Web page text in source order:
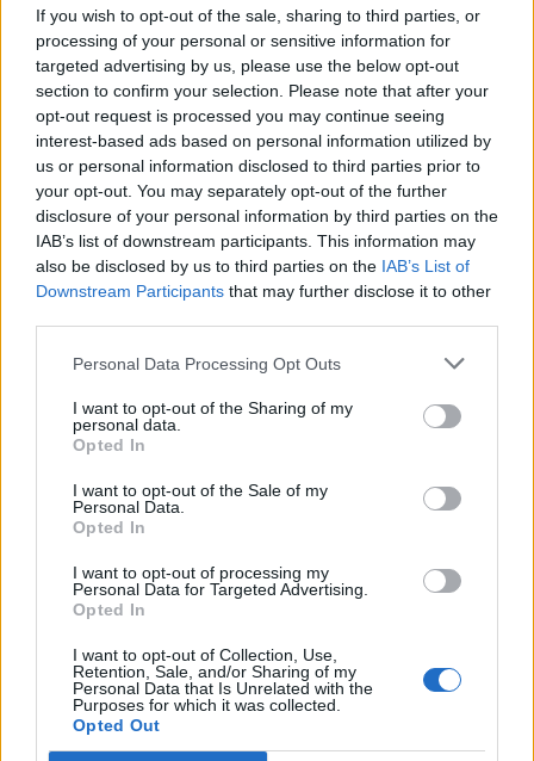
If you wish to opt-out of the sale, sharing to third parties, or
processing of your personal or sensitive information for
targeted advertising by us, please use the below opt-out
section to confirm your selection. Please note that after your
opt-out request is processed you may continue seeing
interest-based ads based on personal information utilized by
us or personal information disclosed to third parties prior to
your opt-out. You may separately opt-out of the further
disclosure of your personal information by third parties on the
IAB’s list of downstream participants. This information may
also be disclosed by us to third parties on the IAB’s List of
Downstream Participants that may further disclose it to other
Personal Data Processing Opt Outs
I want to opt-out of the Sharing of my
personal data.
Opted In
I want to opt-out of the Sale of my
Personal Data.
Opted In
I want to opt-out of processing my
Personal Data for Targeted Advertising.
Opted In
I want to opt-out of Collection, Use,
Retention, Sale, and/or Sharing of my
Personal Data that Is Unrelated with the
Purposes for which it was collected.
Opted Out
Δεν μπορείς να
τιθασεύεις τις
αυτό το hair tip θα
ξυπνάς κάθε πρωί με
τέλεια μαλλιά
Bottleneck bangs:
Αυτές οι φράντζες
αντλούν έμπνευση
από το retro στυλ της